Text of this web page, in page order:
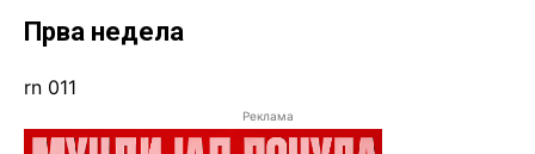
Прва недела
rn 011
Реклама